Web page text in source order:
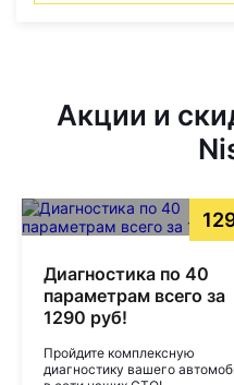
Акции и
Диагностика по 40
параметрам всего за
1290 руб!
Пройдите комплексную
диагностику вашего